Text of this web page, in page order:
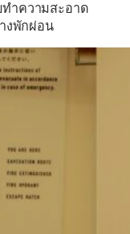
ำความสะอาด
งพักผ่อน